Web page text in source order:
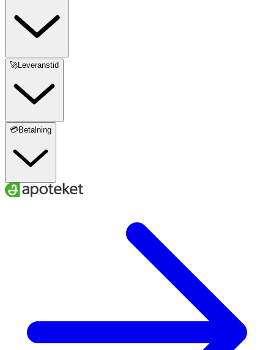
🚀Leveranstid
💳Betalning